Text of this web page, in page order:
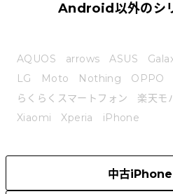
Android以外のシ
AQUOS arrows ASUS
LG
Moto Nothing OPPO
らくらくスマートフォン
楽天モ
Xiaomi
Xperia iPhone
中古iPhone